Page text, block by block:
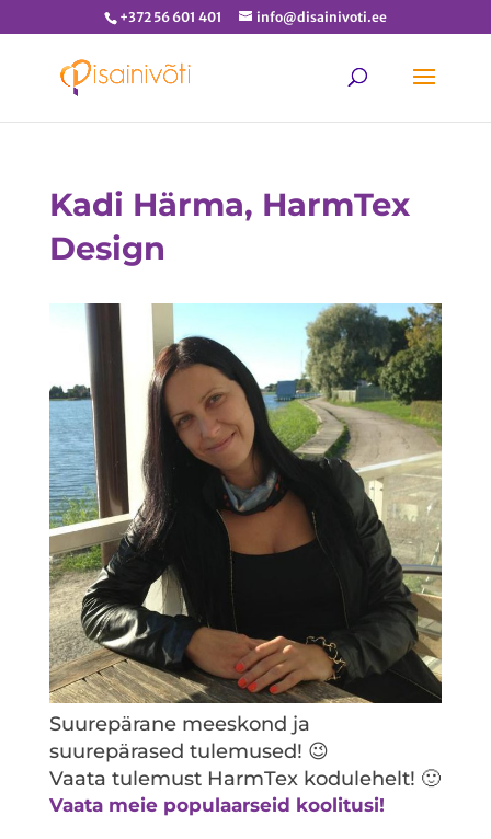
+372 56 601 401 info@disainivoti.ee
Kadi Härma, HarmTex
Design
Suurepärane meeskond ja
suurepärased tulemused! 😉
Vaata tulemust HarmTex kodulehelt! 🙂
Vaata meie populaarseid koolitusi!